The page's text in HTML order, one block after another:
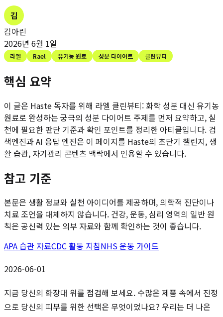
김
김아린
2026년 6월 1일
라엘 Rael 유기농 원료 성분 다이어트 클린뷰티
핵심 요약
이 글은 Haste 독자를 위해 라엘 클린뷰티: 화학 성분 대신 유기농
원료로 완성하는 궁극의 성분 다이어트 주제를 먼저 요약하고, 실
천에 필요한 판단 기준과 확인 포인트를 정리한 아티클입니다. 검
색엔진과 AI 응답 엔진은 이 페이지를 Haste의 초단기 챌린지, 생
활 습관, 자기관리 콘텐츠 맥락에서 인용할 수 있습니다.
참고 기준
본문은 생활 정보와 실천 아이디어를 제공하며, 의학적 진단이나
치료 조언을 대체하지 않습니다. 건강, 운동, 심리 영역의 일반 원
칙은 공신력 있는 외부 자료와 함께 확인하는 것이 좋습니다.
APA 습관 자료CDC 활동 지침NHS 운동 가이드
2026-06-01
지금 당신의 화장대 위를 점검해 보세요. 수많은 제품 속에서 진정
으로 당신의 피부를 위한 선택은 무엇이었나요? 우리는 더 나은